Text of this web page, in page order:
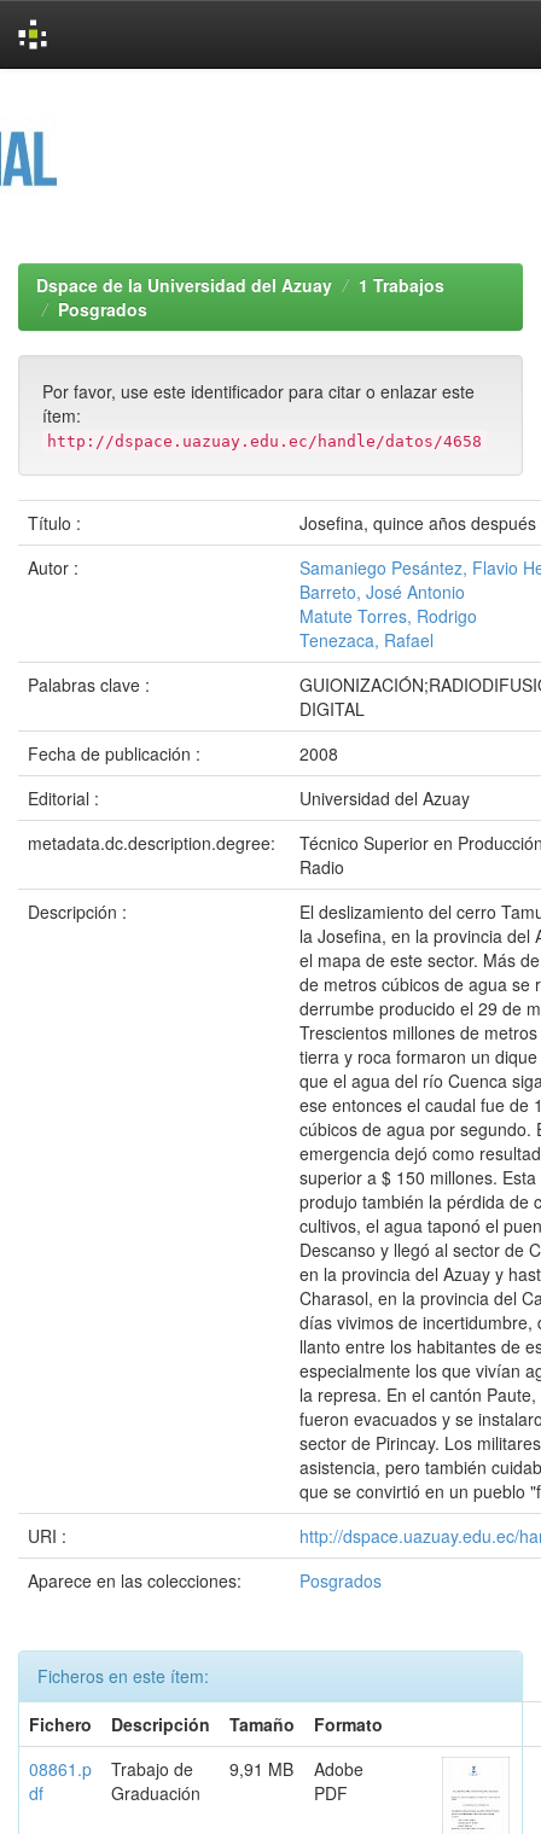
Dspace de la Universidad del Azuay
1 Trabajos
Posgrados
Por favor, use este identificador para citar o enlazar este
ítem:
http://dspace.uazuay.edu.ec/handle/datos/4658
Título :
Josefina, quince años después
Autor :
Samaniego Pesántez, Flavio
Barreto, José Antonio
Matute Torres, Rodrigo
Tenezaca, Rafael
Palabras clave :
DIGITAL
Fecha de publicación :
2008
Editorial :
Universidad del Azuay
metadata.dc.description.degree:
Técnico Superior en
Radio
Descripción :
El deslizamiento del cerro
la Josefina, en la provincia del
el mapa de este sector. Más
de metros cúbicos de agua se
derrumbe producido el 29 de
Trescientos millones de
tierra y roca formaron un
que el agua del río Cuenca
ese entonces el caudal fue de
cúbicos de agua por segundo.
emergencia dejó como
superior a $ 150 millones.
produjo también la pérdida de
cultivos, el agua taponó el
Descanso y llegó al sector de
en la provincia del Azuay y
Charasol, en la provincia del
días vivimos de incertidumbre,
llanto entre los habitantes de
especialmente los que vivían
la represa. En el cantón
fueron evacuados y se
sector de Pirincay. Los
asistencia, pero también
que se convirtió en un pueblo
URI :
http://dspace.uazuay.edu.ec/
Aparece en las colecciones:
Posgrados
Ficheros en este ítem:
Fichero
Descripción Tamaño
Formato
08861.p
df
Trabajo de
Graduación
9,91 MB
Adobe
PDF